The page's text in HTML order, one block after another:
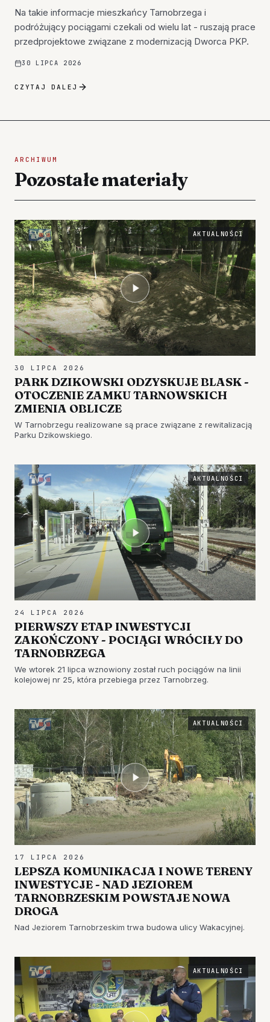
Na takie informacje mieszkańcy Tarnobrzega i
podróżujący pociągami czekali od wielu lat - ruszają prace
przedprojektowe związane z modernizacją Dworca PKP.
30 LIPCA 2026
CZYTAJ DALEJ
ARCHIWUM
Pozostałe materiały
AKTUALNOŚCI
30 LIPCA 2026
PARK DZIKOWSKI ODZYSKUJE BLASK -
OTOCZENIE ZAMKU TARNOWSKICH
ZMIENIA OBLICZE
W Tarnobrzegu realizowane są prace związane z rewitalizacją
Parku Dzikowskiego.
AKTUALNOŚCI
24 LIPCA 2026
PIERWSZY ETAP INWESTYCJI
ZAKOŃCZONY - POCIĄGI WRÓCIŁY DO
TARNOBRZEGA
We wtorek 21 lipca wznowiony został ruch pociągów na linii
kolejowej nr 25, która przebiega przez Tarnobrzeg.
AKTUALNOŚCI
17 LIPCA 2026
LEPSZA KOMUNIKACJA I NOWE TERENY
INWESTYCJE - NAD JEZIOREM
TARNOBRZESKIM POWSTAJE NOWA
DROGA
Nad Jeziorem Tarnobrzeskim trwa budowa ulicy Wakacyjnej.
AKTUALNOŚCI